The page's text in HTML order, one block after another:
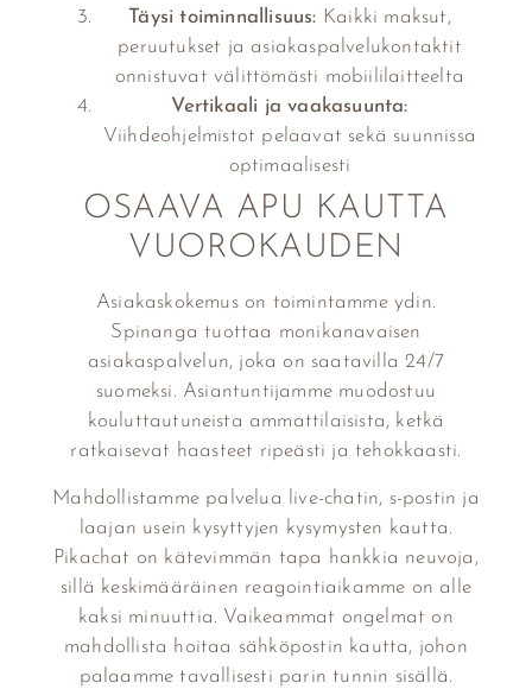
Täysi toiminnallisuus: Kaikki maksut,
peruutukset ja asiakaspalvelukontaktit
onnistuvat välittömästi mobiililaitteelta
Vertikaali ja vaakasuunta:
Viihdeohjelmistot pelaavat sekä suunnissa
optimaalisesti
OSAAVA APU KAUTTA
VUOROKAUDEN
Asiakaskokemus on toimintamme ydin.
Spinanga tuottaa monikanavaisen
asiakaspalvelun, joka on saatavilla 24/7
suomeksi. Asiantuntijamme muodostuu
kouluttautuneista ammattilaisista, ketkä
ratkaisevat haasteet ripeästi ja tehokkaasti.
Mahdollistamme palvelua live-chatin, s-postin ja
laajan usein kysyttyjen kysymysten kautta.
Pikachat on kätevimmän tapa hankkia neuvoja,
sillä keskimääräinen reagointiaikamme on alle
kaksi minuuttia. Vaikeammat ongelmat on
mahdollista hoitaa sähköpostin kautta, johon
palaamme tavallisesti parin tunnin sisällä.